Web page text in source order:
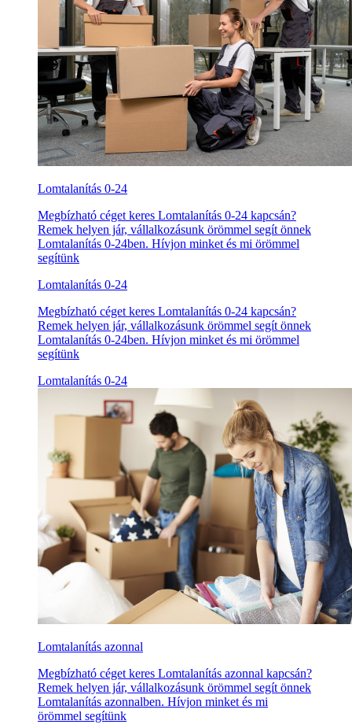
Lomtalanítás 0-24
Megbízható céget keres Lomtalanítás 0-24 kapcsán?
Remek helyen jár, vállalkozásunk örömmel segít önnek
Lomtalanítás 0-24ben. Hívjon minket és mi örömmel
segítünk
Lomtalanítás 0-24
Megbízható céget keres Lomtalanítás 0-24 kapcsán?
Remek helyen jár, vállalkozásunk örömmel segít önnek
Lomtalanítás 0-24ben. Hívjon minket és mi örömmel
segítünk
Lomtalanítás 0-24
Lomtalanítás azonnal
Megbízható céget keres Lomtalanítás azonnal kapcsán?
Remek helyen jár, vállalkozásunk örömmel segít önnek
Lomtalanítás azonnalben. Hívjon minket és mi
örömmel segítünk